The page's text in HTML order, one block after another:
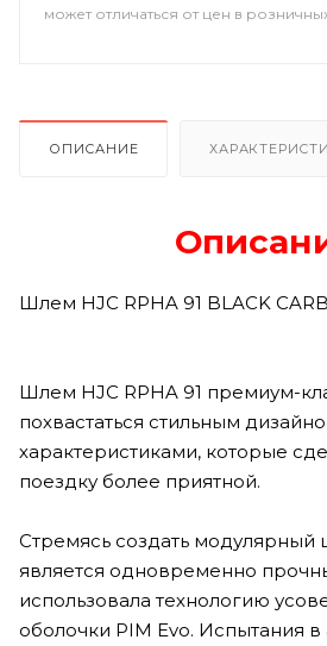
может отличаться от цен в
ОПИСАНИЕ
Шлем HJC RPHA 91 BLACK
Шлем HJC RPHA 91 премиум-
похвастаться стильным
характеристиками, которые
поездку более приятной.
Стремясь создать модулярный
является одновременно
использовала технологию
оболочки PIM Evo. Испытания